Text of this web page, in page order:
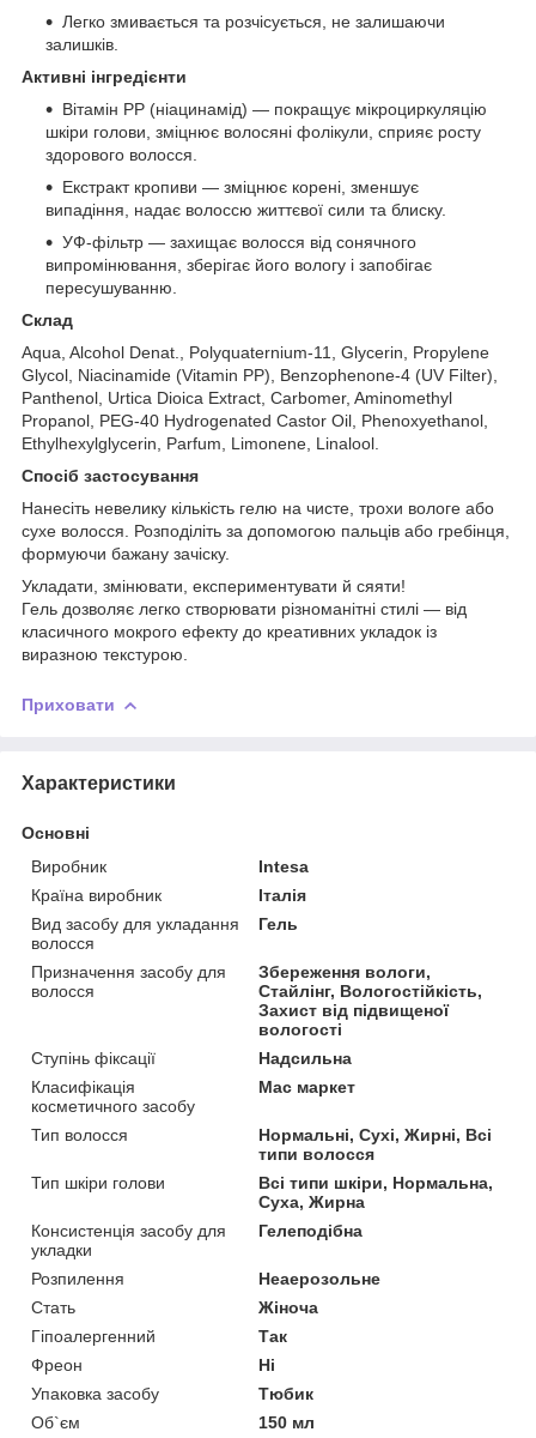
Легко змивається та розчісується, не залишаючи
залишків.
Активні інгредієнти
Вітамін РР (ніацинамід) — покращує мікроциркуляцію
шкіри голови, зміцнює волосяні фолікули, сприяє росту
здорового волосся.
Екстракт кропиви — зміцнює корені, зменшує
випадіння, надає волоссю життєвої сили та блиску.
УФ-фільтр — захищає волосся від сонячного
випромінювання, зберігає його вологу і запобігає
пересушуванню.
Склад
Aqua, Alcohol Denat., Polyquaternium-11, Glycerin, Propylene
Glycol, Niacinamide (Vitamin PP), Benzophenone-4 (UV Filter),
Panthenol, Urtica Dioica Extract, Carbomer, Aminomethyl
Propanol, PEG-40 Hydrogenated Castor Oil, Phenoxyethanol,
Ethylhexylglycerin, Parfum, Limonene, Linalool.
Спосіб застосування
Нанесіть невелику кількість гелю на чисте, трохи вологе або
сухе волосся. Розподіліть за допомогою пальців або гребінця,
формуючи бажану зачіску.
Укладати, змінювати, експериментувати й сяяти!
Гель дозволяє легко створювати різноманітні стилі — від
класичного мокрого ефекту до креативних укладок із
виразною текстурою.
Приховати
Характеристики
Основні
Виробник
Intesa
Країна виробник
Італія
Вид засобу для укладання
волосся
Гель
Призначення засобу для
волосся
Збереження вологи,
Стайлінг, Вологостійкість,
Захист від підвищеної
вологості
Ступінь фіксації
Надсильна
Класифікація
косметичного засобу
Мас маркет
Тип волосся
Нормальні, Сухі, Жирні, Всі
типи волосся
Тип шкіри голови
Всі типи шкіри, Нормальна,
Суха, Жирна
Консистенція засобу для
укладки
Гелеподібна
Розпилення
Неаерозольне
Стать
Жіноча
Гіпоалергенний
Так
Фреон
Ні
Упаковка засобу
Тюбик
Об`єм
150 мл